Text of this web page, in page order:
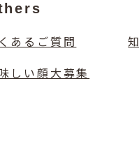
あるご質問
しい顔大募集